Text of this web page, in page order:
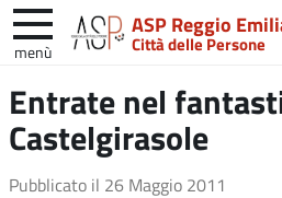
ASP Reggio
Città delle Persone
menù
nel
sito
Entrate nel
Castelgirasole
Pubblicato il 26 Maggio 2011